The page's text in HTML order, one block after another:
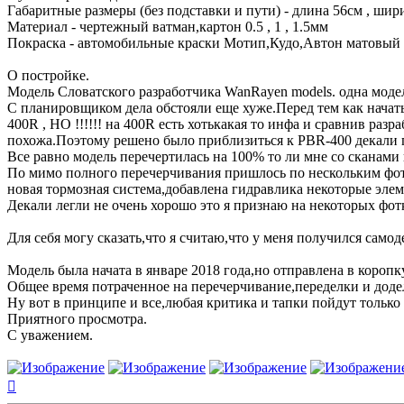
Габаритные размеры (без подставки и пути) - длина 56см ,
Материал - чертежный ватман,картон 0.5 , 1 , 1.5мм
Покраска - автомобильные краски Мотип,Кудо,Автон
О постройке.
Модель Словатского разработчика WanRayen models. одна
С планировщиком дела обстояли еще хуже.Перед тем как
400R , НО !!!!!! на 400R есть хотькакая то инфа и сравнив
похожа.Поэтому решено было приблизиться к PBR-400
Все равно модель перечертилась на 100% то ли мне со
По мимо полного перечерчивания пришлось по нескольким
новая тормозная система,добавлена гидравлика некоторые
Декали легли не очень хорошо это я признаю на некоторых
Для себя могу сказать,что я считаю,что у меня получился
Модель была начата в январе 2018 года,но отправлена в
Общее время потраченное на перечерчивание,переделки и
Ну вот в принципе и все,любая критика и тапки пойдут только
Приятного просмотра.
С уважением.